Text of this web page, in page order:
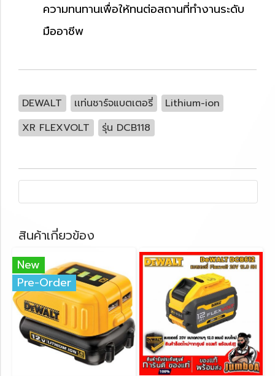
ความทนทานเพื่อให้ทนต่อสถานที่ทำงานระดับ
มืออาชีพ
DEWALT เเท่นชาร์จแบตเตอรี่
Lithium-ion
XR FLEXVOLT
รุ่น DCB118
สินค้าเกี่ยวข้อง
New
Pre-Order